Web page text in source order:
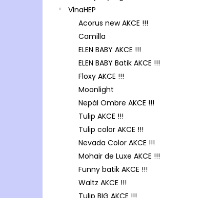
VlnaHEP
Acorus new AKCE !!!
Camilla
ELEN BABY AKCE !!!
ELEN BABY Batik AKCE !!!
Floxy AKCE !!!
Moonlight
Nepál Ombre AKCE !!!
Tulip AKCE !!!
Tulip color AKCE !!!
Nevada Color AKCE !!!
Mohair de Luxe AKCE !!!
Funny batik AKCE !!!
Waltz AKCE !!!
Tulip BIG AKCE !!!